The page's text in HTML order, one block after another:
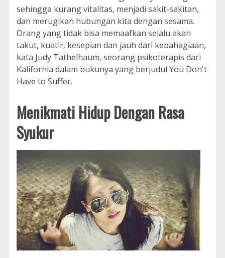
sehingga kurang vitalitas, menjadi sakit-sakitan,
dan merugikan hubungan kita dengan sesama.
Orang yang tidak bisa memaafkan selalu akan
takut, kuatir, kesepian dan jauh dari kebahagiaan,
kata Judy Tathelhaum, seorang psikoterapis dari
Kalifornia dalam bukunya yang berjudul You Don't
Have to Suffer.
Menikmati Hidup Dengan Rasa
Syukur